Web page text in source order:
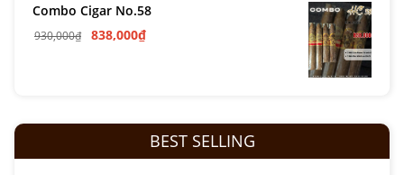
Combo Cigar No.58
930,000₫ 838,000₫
BEST SELLING